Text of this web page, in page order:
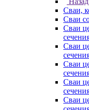
Сваи,
Сваи
Сваи
Сваи
Сваи
Сваи
Сваи